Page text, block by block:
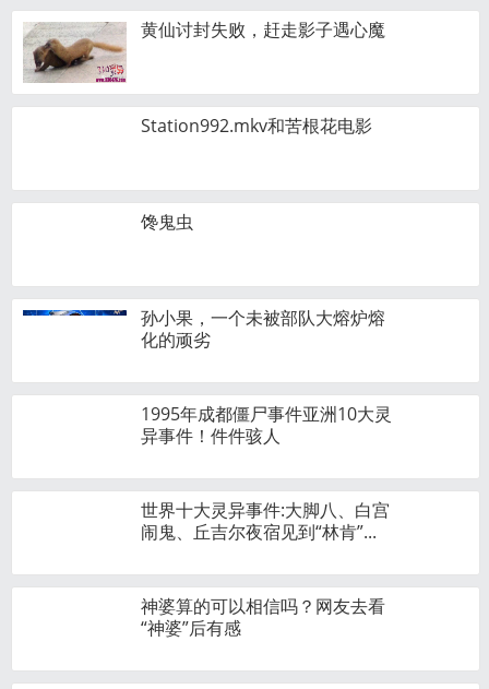
黄仙讨封失败，赶走影子遇心魔
Station992.mkv和苦根花电影
馋鬼虫
孙小果，一个未被部队大熔炉熔
化的顽劣
1995年成都僵尸事件亚洲10大灵
异事件！件件骇人
世界十大灵异事件:大脚八、白宫
闹鬼、丘吉尔夜宿见到“林肯”...
神婆算的可以相信吗？网友去看
“神婆”后有感